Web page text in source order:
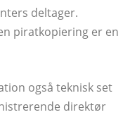
deltager.
piratkopiering er en
også teknisk set
direktør